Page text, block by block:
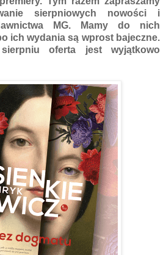
sierpniowych nowości i
MG. Mamy do nich
ich wydania są wprost bajeczne.
oferta jest wyjątkowo